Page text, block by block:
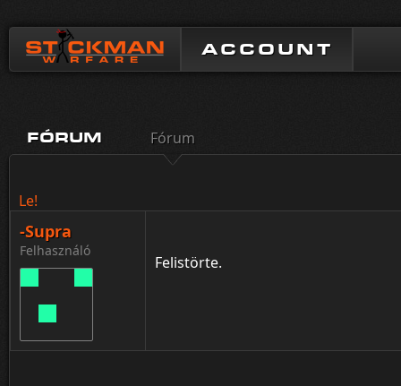
ACCOUNT
FÓRUM Fórum
Le!
-Supra
Felhasználó
Felistörte.